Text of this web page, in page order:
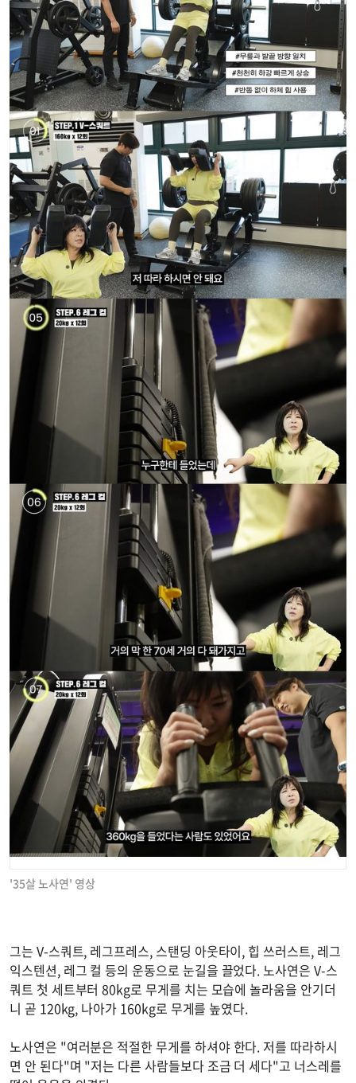
'35살 노사연' 영상
그는 V-스쿼트, 레그프레스, 스탠딩 아웃타이, 힙 쓰러스트, 레그
익스텐션, 레그 컬 등의 운동으로 눈길을 끌었다. 노사연은 V-스
쿼트 첫 세트부터 80kg로 무게를 치는 모습에 놀라움을 안기더
니 곧 120kg, 나아가 160kg로 무게를 높였다.
노사연은 "여러분은 적절한 무게를 하셔야 한다. 저를 따라하시
면 안 된다"며 "저는 다른 사람들보다 조금 더 세다"고 너스레를